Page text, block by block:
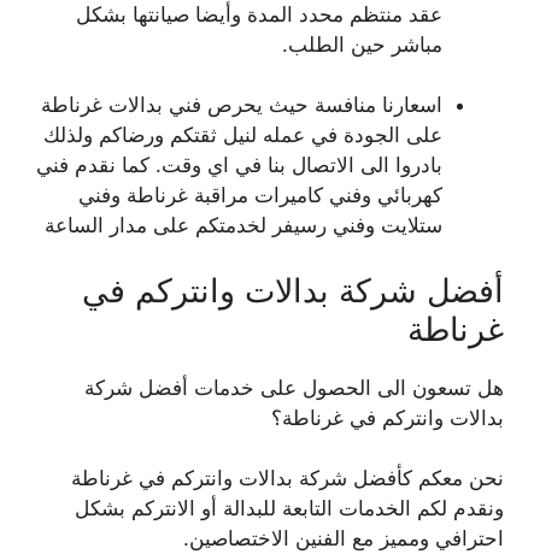
عقد منتظم محدد المدة وأيضا صيانتها بشكل
مباشر حين الطلب.
اسعارنا منافسة حيث يحرص فني بدالات غرناطة
على الجودة في عمله لنيل ثقتكم ورضاكم ولذلك
بادروا الى الاتصال بنا في اي وقت. كما نقدم فني
كهربائي وفني كاميرات مراقبة غرناطة وفني
ستلايت وفني رسيفر لخدمتكم على مدار الساعة
أفضل شركة بدالات وانتركم في
غرناطة
هل تسعون الى الحصول على خدمات أفضل شركة
بدالات وانتركم في غرناطة؟
نحن معكم كأفضل شركة بدالات وانتركم في غرناطة
ونقدم لكم الخدمات التابعة للبدالة أو الانتركم بشكل
احترافي ومميز مع الفنين الاختصاصين.